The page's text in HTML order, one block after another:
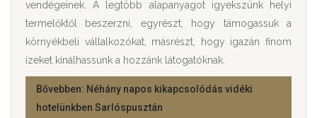
vendégeinek. A legtöbb alapanyagot igyekszünk helyi
termelőktől beszerzni, egyrészt, hogy támogassuk a
környékbeli vállalkozókat, másrészt, hogy igazán finom
ízeket kínálhassunk a hozzánk látogatóknak.
Bővebben: Néhány napos kikapcsolódás vidéki
hotelünkben Sarlóspusztán